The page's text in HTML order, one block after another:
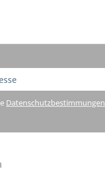
Datenschutzbestimmungen